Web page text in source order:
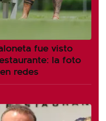
fue visto
la foto
redes